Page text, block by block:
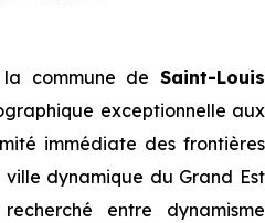
la commune deSaint-Louis
exceptionnelle aux
immédiate des frontières
dynamique du Grand Est
entre dynamisme